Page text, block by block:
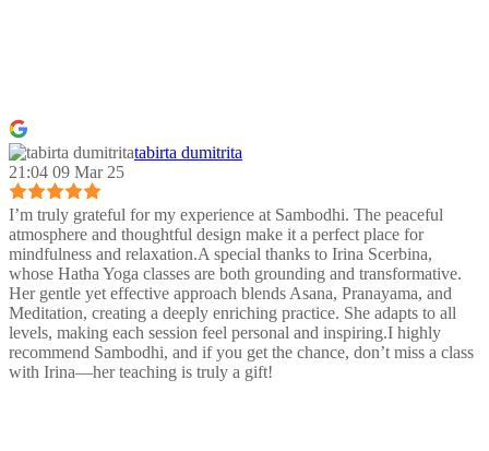
tabirta dumitrita
21:04 09 Mar 25
I’m truly grateful for my experience at Sambodhi. The peaceful
atmosphere and thoughtful design make it a perfect place for
mindfulness and relaxation.A special thanks to Irina Scerbina,
whose Hatha Yoga classes are both grounding and transformative.
Her gentle yet effective approach blends Asana, Pranayama, and
Meditation, creating a deeply enriching practice. She adapts to all
levels, making each session feel personal and inspiring.I highly
recommend Sambodhi, and if you get the chance, don’t miss a class
with Irina—her teaching is truly a gift!